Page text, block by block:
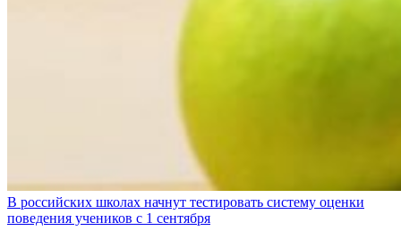
В российских школах начнут тестировать систему оценки
поведения учеников с 1 сентября